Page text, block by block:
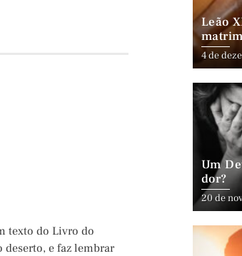
texto do Livro do
deserto, e faz lembrar
Leão
4 de
Um
dor?
20 de